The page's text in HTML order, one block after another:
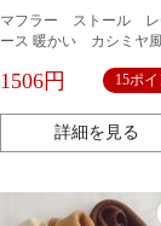
マフラー ストール レ
ース 暖かい カシミヤ
判ストール チェック柄
ール カシミヤ 防寒 羽
レゼント ブランケット
1506円 15ポイ
詳細を見る